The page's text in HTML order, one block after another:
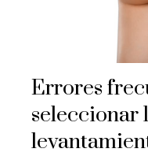
Errores
seleccionar